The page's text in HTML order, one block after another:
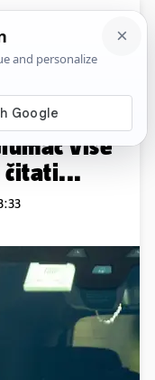
Komentari
više
čitati...